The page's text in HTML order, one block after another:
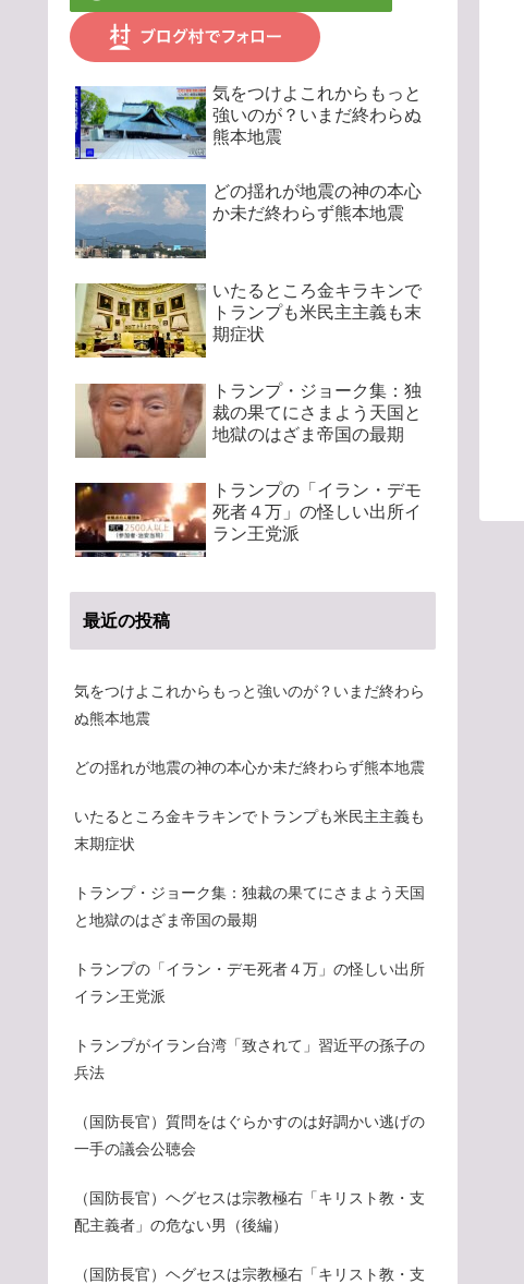
気をつけよこれからもっと
強いのが？いまだ終わらぬ
熊本地震
どの揺れが地震の神の本心
か未だ終わらず熊本地震
いたるところ金キラキンで
トランプも米民主主義も末
期症状
トランプ・ジョーク集：独
裁の果てにさまよう天国と
地獄のはざま帝国の最期
トランプの「イラン・デモ
死者４万」の怪しい出所イ
ラン王党派
最近の投稿
気をつけよこれからもっと強いのが？いまだ終わら
ぬ熊本地震
どの揺れが地震の神の本心か未だ終わらず熊本地震
いたるところ金キラキンでトランプも米民主主義も
末期症状
トランプ・ジョーク集：独裁の果てにさまよう天国
と地獄のはざま帝国の最期
トランプの「イラン・デモ死者４万」の怪しい出所
イラン王党派
トランプがイラン台湾「致されて」習近平の孫子の
兵法
（国防長官）質問をはぐらかすのは好調かい逃げの
一手の議会公聴会
（国防長官）ヘグセスは宗教極右「キリスト教・支
配主義者」の危ない男（後編）
（国防長官）ヘグセスは宗教極右「キリスト教・支